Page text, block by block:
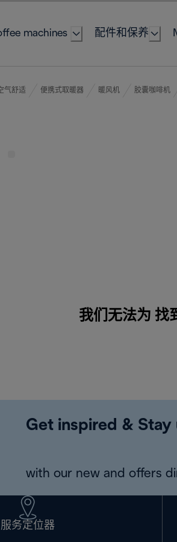
machines 配件和保养
气舒适 便携式取暖器 暖风机 胶囊咖啡机
我们无法为 找
Get inspired & Stay
with our new and offers
服务定位器